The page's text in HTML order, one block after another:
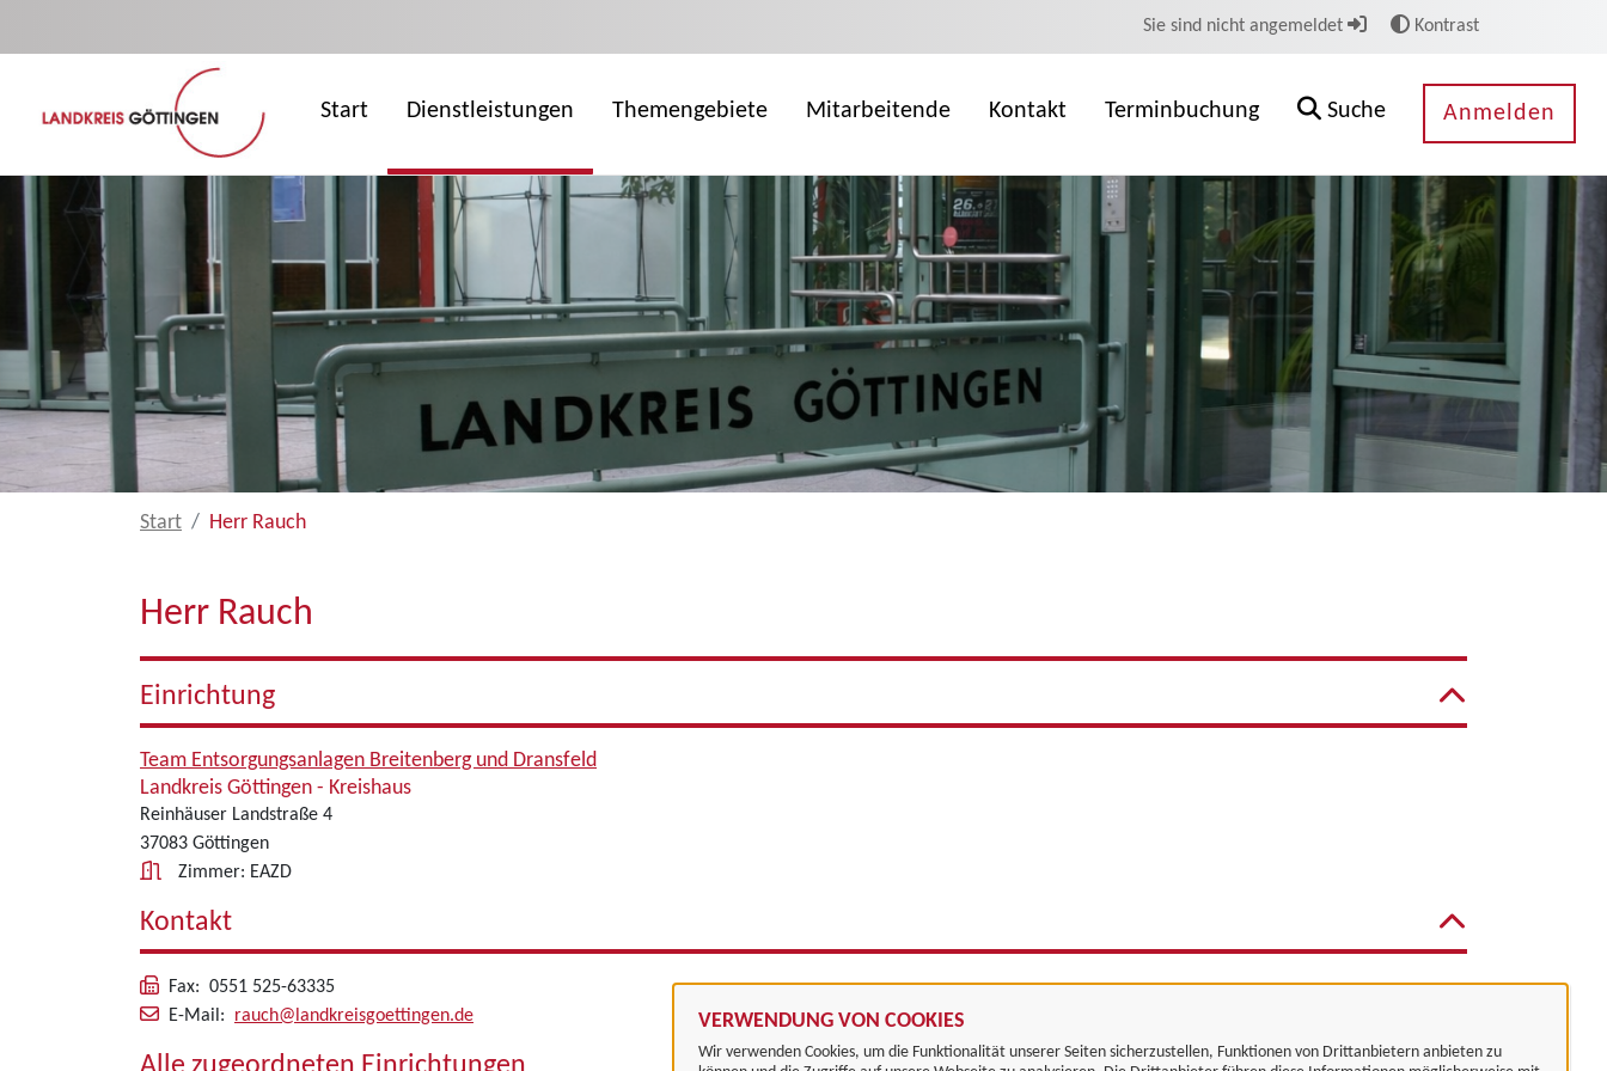
VERWENDUNG VON COOKIES
Wir verwenden Cookies, um die Funktionalität unserer Seiten sicherzustellen, Funktionen von Drittanbietern anbieten zu
Sie sind nicht angemeldet Kontrast
Start Dienstleistungen Themengebiete Mitarbeitende Kontakt Terminbuchung Suche Anmelden
Start Herr Rauch
Herr Rauch
Einrichtung
Team Entsorgungsanlagen Breitenberg und Dransfeld
Landkreis Göttingen - Kreishaus
Reinhäuser Landstraße 4
37083 Göttingen
Zimmer: EAZD
Kontakt
Fax: 0551 525-63335
E-Mail: rauch@landkreisgoettingen.de